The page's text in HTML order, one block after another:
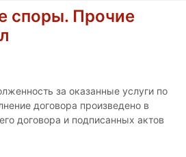
споры. Прочие
за оказанные услуги по
договора произведено в
договора и подписанных актов